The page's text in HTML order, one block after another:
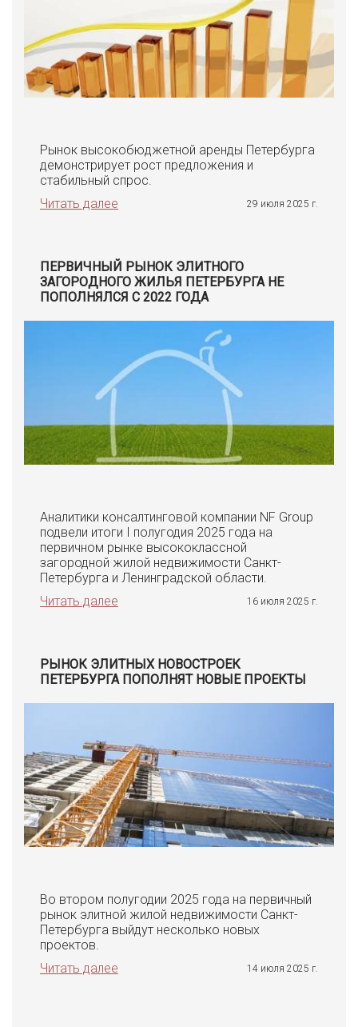
Рынок высокобюджетной аренды Петербурга
демонстрирует рост предложения и
стабильный спрос.
Читать далее
29 июля 2025 г.
ПЕРВИЧНЫЙ РЫНОК ЭЛИТНОГО
ЗАГОРОДНОГО ЖИЛЬЯ ПЕТЕРБУРГА НЕ
ПОПОЛНЯЛСЯ С 2022 ГОДА
Аналитики консалтинговой компании NF Group
подвели итоги I полугодия 2025 года на
первичном рынке высококлассной
загородной жилой недвижимости Санкт-
Петербурга и Ленинградской области.
Читать далее
16 июля 2025 г.
РЫНОК ЭЛИТНЫХ НОВОСТРОЕК
ПЕТЕРБУРГА ПОПОЛНЯТ НОВЫЕ ПРОЕКТЫ
Во втором полугодии 2025 года на первичный
рынок элитной жилой недвижимости Санкт-
Петербурга выйдут несколько новых
проектов.
Читать далее
14 июля 2025 г.